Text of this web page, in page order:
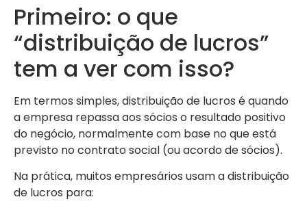
Primeiro: o que
“distribuição de lucros”
tem a ver com isso?
Em termos simples, distribuição de lucros é quando
a empresa repassa aos sócios o resultado positivo
do negócio, normalmente com base no que está
previsto no contrato social (ou acordo de sócios).
Na prática, muitos empresários usam a distribuição
de lucros para: